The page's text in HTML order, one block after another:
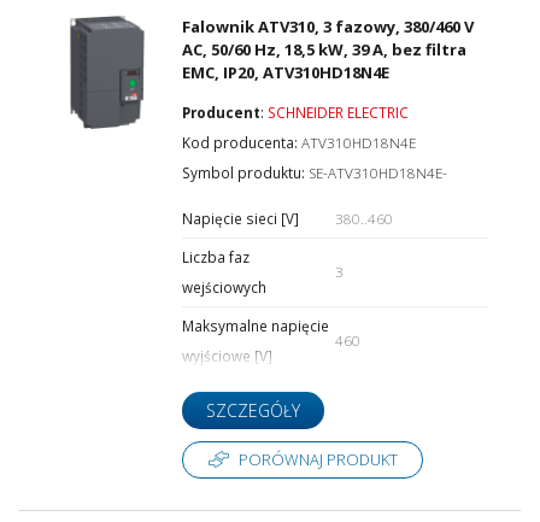
Falownik ATV310, 3 fazowy, 380/460 V
AC, 50/60 Hz, 18,5 kW, 39 A, bez filtra
EMC, IP20, ATV310HD18N4E
Producent: SCHNEIDER ELECTRIC
Kod producenta:ATV310HD18N4E
Symbol produktu: SE-ATV310HD18N4E-
Napięcie sieci [V]
380..460
Liczba faz
wejściowych
3
Maksymalne napięcie
wyjściowe [V]
460
SZCZEGÓŁY
PORÓWNAJ PRODUKT